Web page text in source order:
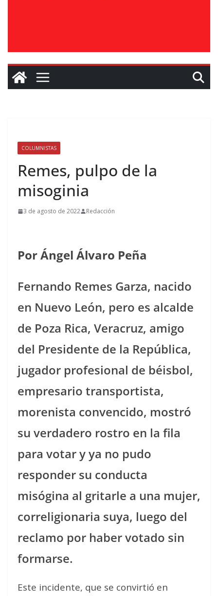
COLUMNISTAS
Remes, pulpo de la
misoginia
3 de agosto de 2022 Redacción
Por Ángel Álvaro Peña
Fernando Remes Garza, nacido
en Nuevo León, pero es alcalde
de Poza Rica, Veracruz, amigo
del Presidente de la República,
jugador profesional de béisbol,
empresario transportista,
morenista convencido, mostró
su verdadero rostro en la fila
para votar y ya no pudo
responder su conducta
misógina al gritarle a una mujer,
correligionaria suya, luego del
reclamo por haber votado sin
formarse.
Este incidente, que se convirtió en